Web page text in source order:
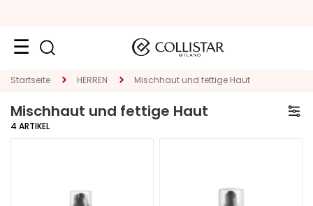
Neuheiten
Gesicht
Startseite HERREN Mischhaut und fettige Haut
Mischhaut und fettige Haut
4 ARTIKEL